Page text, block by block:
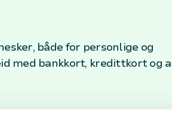
både for personlige og
med bankkort, kredittkort og